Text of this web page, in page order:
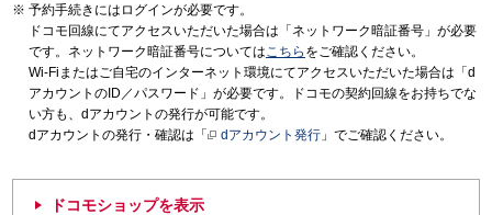
予約手続きにはログインが必要です。
ドコモ回線にてアクセスいただいた場合は「ネットワーク暗証番号」が必要
です。ネットワーク暗証番号についてはこちら をご確認ください。
Wi-Fiまたはご自宅のインターネット環境にてアクセスいただいた場合は「d
アカウントのID／パスワード」が必要です。ドコモの契約回線をお持ちでな
い方も、dアカウントの発行が可能です。
dアカウントの発行・確認は「
dアカウント発行 」でご確認ください。
ドコモショップを表示